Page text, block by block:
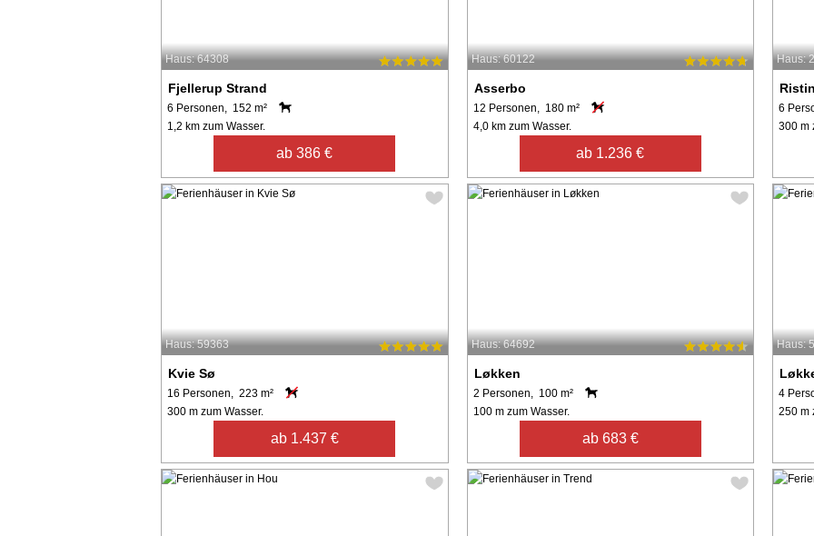
Haus: 64308
Fjellerup Strand
6 Personen, 152 m²
1,2 km zum Wasser.
ab 386 €
Haus: 60122
Asserbo
12 Personen, 180 m²
4,0 km zum Wasser.
ab 1.236 €
Haus:
6
300 m
Haus: 59363
Kvie Sø
16 Personen, 223 m²
300 m zum Wasser.
ab 1.437 €
Haus: 64692
Løkken
2 Personen, 100 m²
100 m zum Wasser.
ab 683 €
Haus:
4
250 m